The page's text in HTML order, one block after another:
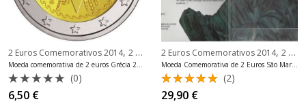
2 Euros Comemorativos 2014, 2 Euros Comemorativos Grécia
Moeda comemorativa de 2 euros Grécia 2014 Ilhas Jónicas
Avaliação
(0)
6,50 €
2 Euros Comemorativos 2014, 2 Euros Comemorativos São Marino
Moeda Comemorativa de 2 Euros São Marino 2014 Bramante Fdc
Avaliação
(2)
29,90 €